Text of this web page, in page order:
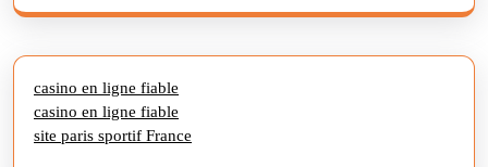
casino en ligne fiable
casino en ligne fiable
site paris sportif France